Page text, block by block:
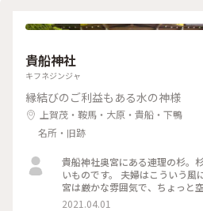
貴船神社
キフネジンジャ
縁結びのご利益もある水の神様
上賀茂・鞍馬・大原・貴船・下鴨
名所・旧跡
貴船神社奥宮にある連理の杉。
いものです。 夫婦はこういう風
宮は厳かな雰囲気で、ちょっと
で行かれたら、是非行ってみてほ
2021.04.01